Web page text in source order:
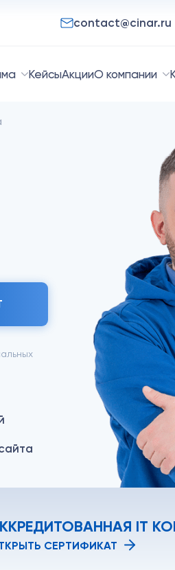
contact@cinar.ru
КейсыАкцииО компании
IT
СЕРТИФИКАТ